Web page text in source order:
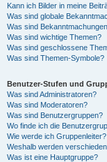
Kann ich Bilder in meine
Was sind globale
Was sind
Was sind wichtige Themen?
Was sind geschlossene
Was sind Themen-Symbole?
Benutzer-Stufen und
Was sind Administratoren?
Was sind Moderatoren?
Was sind Benutzergruppen?
Wo finde ich die
Wie werde ich Gruppenleiter?
Weshalb werden
Was ist eine Hauptgruppe?